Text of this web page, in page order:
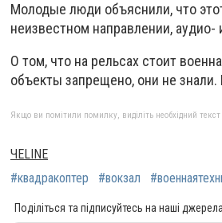
Молодые люди объяснили, что
неизвестном направлении,
О том, что на рельсах стоит
объекты запрещено, они не
Якщо ви помітили помилку, виділіть необхідний
ЧЕLINE
#квадракоптер
#вокзал
Поділіться та підписуйтесь на наші джерела